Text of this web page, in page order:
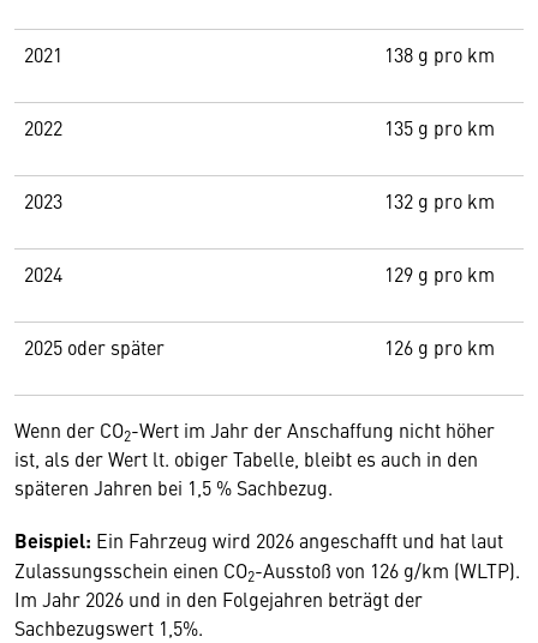
2021 138 g pro km
2022 135 g pro km
2023 132 g pro km
2024 129 g pro km
2025 oder später 126 g pro km
Wenn der CO2-Wert im Jahr der Anschaffung nicht höher
ist, als der Wert lt. obiger Tabelle, bleibt es auch in den
späteren Jahren bei 1,5 % Sachbezug.
Beispiel: Ein Fahrzeug wird 2026 angeschafft und hat laut
Zulassungsschein einen CO2-Ausstoß von 126 g/km (WLTP).
Im Jahr 2026 und in den Folgejahren beträgt der
Sachbezugswert 1,5%.